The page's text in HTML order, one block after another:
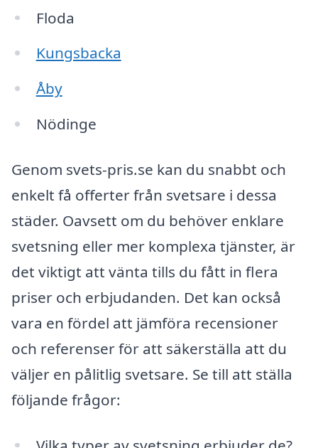
Floda
Kungsbacka
Åby
Nödinge
Genom svets-pris.se kan du snabbt och
enkelt få offerter från svetsare i dessa
städer. Oavsett om du behöver enklare
svetsning eller mer komplexa tjänster, är
det viktigt att vänta tills du fått in flera
priser och erbjudanden. Det kan också
vara en fördel att jämföra recensioner
och referenser för att säkerställa att du
väljer en pålitlig svetsare. Se till att ställa
följande frågor: